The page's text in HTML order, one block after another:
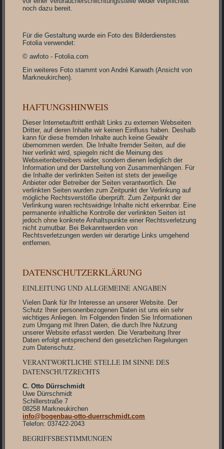
noch dazu bereit.
Für die Gestaltung wurde ein Foto des Bilderdienstes
Fotolia verwendet:
© awfoto - Fotolia.com
Ein weiteres Foto stammt von André Karwath (Ansicht von
Markneukirchen).
HAFTUNGSHINWEIS
Dieser Internetauftritt enthält Links zu externen Webseiten
Dritter, auf deren Inhalte wir keinen Einfluss haben. Deshalb
kann für diese fremden Inhalte auch keine Gewähr
übernommen werden. Die Inhalte fremder Seiten, auf die
hier verlinkt wird, spiegeln nicht die Meinung des
Webseitenbetreibers wider, sondern dienen lediglich der
Information und der Darstellung von Zusammenhängen. Für
die Inhalte der verlinkten Seiten ist stets der jeweilige
Anbieter oder Betreiber der Seiten verantwortlich. Die
verlinkten Seiten wurden zum Zeitpunkt der Verlinkung auf
mögliche Rechtsverstöße überprüft. Zum Zeitpunkt der
Verlinkung waren rechtswidrige Inhalte nicht erkennbar. Eine
permanente inhaltliche Kontrolle der verlinkten Seiten ist
jedoch ohne konkrete Anhaltspunkte einer Rechtsverletzung
nicht zumutbar. Bei Bekanntwerden von
Rechtsverletzungen werden wir derartige Links umgehend
entfernen.
DATENSCHUTZERKLÄRUNG
EINLEITUNG UND ALLGEMEINE ANGABEN
Vielen Dank für Ihr Interesse an unserer Website. Der
Schutz Ihrer personenbezogenen Daten ist uns ein sehr
wichtiges Anliegen. Im Folgenden finden Sie Informationen
zum Umgang mit Ihren Daten, die durch Ihre Nutzung
unserer Website erfasst werden. Die Verarbeitung Ihrer
Daten erfolgt entsprechend den gesetzlichen Regelungen
zum Datenschutz.
VERANTWORTLICHE STELLE IM SINNE DES
DATENSCHUTZRECHTS
C. Otto Dürrschmidt
Uwe Dürrschmidt
Schillerstraße 7
08258 Markneukirchen
info@bogenbau-otto-duerrschmidt.com
Telefon: 037422-2043
BEGRIFFSBESTIMMUNGEN